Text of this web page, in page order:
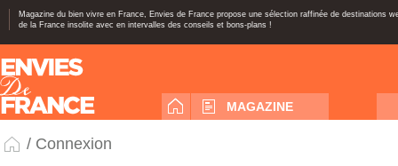
Magazine du bien vivre en France, Envies de France propose une sélection raffinée de destinations
de la France insolite avec en intervalles des conseils et bons-plans !
MAGAZINE
/ Connexion